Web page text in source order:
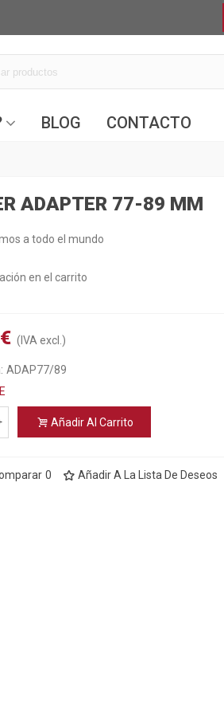
BLOG CONTACTO
ADAPTER 77-89 MM
a todo el mundo
en el carrito
(IVA excl.)
ADAP77/89
Añadir Al Carrito
0 Añadir A La Lista De Deseos